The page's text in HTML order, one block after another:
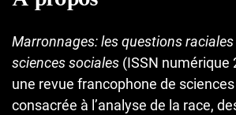
Marronnages: les questions
sciences sociales (ISSN numérique
une revue francophone de
consacrée à l’analyse de la race,